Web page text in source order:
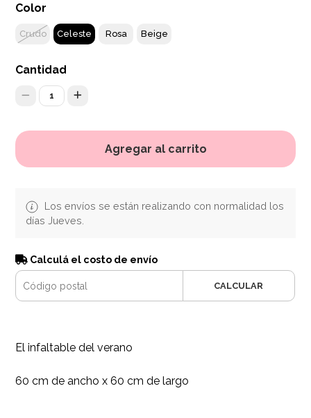
Color
Crudo Celeste Rosa Beige
Cantidad
1
Agregar al carrito
Los envíos se están realizando con normalidad los
días Jueves.
Calculá el costo de envío
CALCULAR
El infaltable del verano
60 cm de ancho x 60 cm de largo